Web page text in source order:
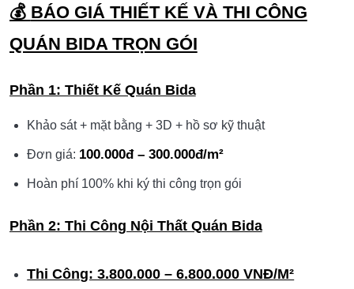
💰 BÁO GIÁ THIẾT KẾ VÀ THI CÔNG
QUÁN BIDA TRỌN GÓI
Phần 1: Thiết Kế Quán Bida
Khảo sát + mặt bằng + 3D + hồ sơ kỹ thuật
Đơn giá: 100.000đ – 300.000đ/m²
Hoàn phí 100% khi ký thi công trọn gói
Phần 2: Thi Công Nội Thất Quán Bida
Thi Công: 3.800.000 – 6.800.000 VNĐ/m²